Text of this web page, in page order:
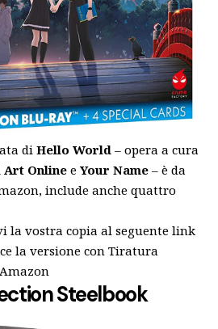
di Hello World – opera a cura
Art Onlinee Your Name – è da
include anche quattro
la vostra copia al seguente link
la versione con Tiratura
Steelbook